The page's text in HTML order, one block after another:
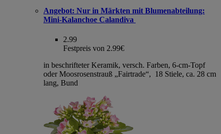
Angebot: Nur in Märkten mit Blumenabteilung:
Mini-Kalanchoe Calandiva
2.99
Festpreis von 2.99€
in beschrifteter Keramik, versch. Farben, 6-cm-Topf
oder Moosrosenstrauß „Fairtrade“, 18 Stiele, ca. 28 cm
lang, Bund